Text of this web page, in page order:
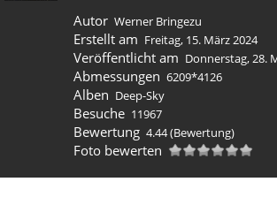
Autor Werner Bringezu
Erstellt am Freitag, 15. März 2024
Veröffentlicht am Donnerstag, 28.
Abmessungen 6209*4126
Alben Deep-Sky
Besuche 11967
Bewertung 4.44(Bewertung)
Foto bewerten